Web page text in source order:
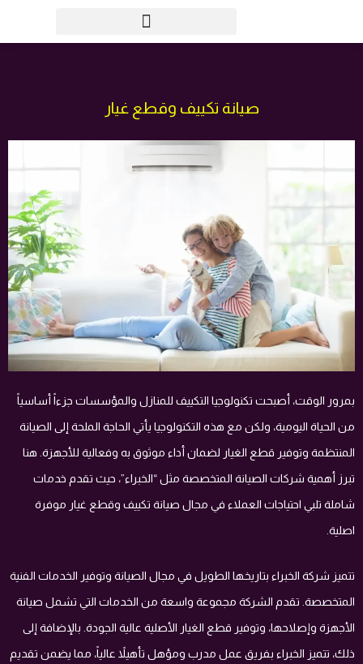
صيانة تكييف وقطع غيار
بمرور الوقت، أصبحت تكنولوجيا التكييف للمنازل والمؤسسات جزءاً أساسياً
من الحياة اليومية، ولكن مع هذه التكنولوجيا يأتي الحاجة الملحة إلى الصيانة
المنتظمة وتوفير قطع الغيار لضمان أداء موثوق به وفعالية للأجهزة. هنا
تبرز أهمية شركات الصيانة المتخصصة مثل “الخبراء”، حيث تقدم خدمات
شاملة تلبي احتياجات العملاء في مجال صيانة تكييف وقطع غيار موفرة
اصلية.
تتميز شركة الخبراء بتاريخها الطويل في مجال الصيانة وتوفير الخدمات الفنية
المتخصصة. تقدم الشركة مجموعة واسعة من الخدمات التي تشمل صيانة
الأجهزة وإصلاحها، وتوفير قطع الغيار الأصلية عالية الجودة. بالإضافة إلى
ذلك، تتميز الخبراء بفريق عمل مدرب ومؤهل تأهيلاً عالياً، مما يضمن تقديم